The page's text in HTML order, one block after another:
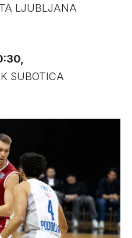
LJUBLJANA
SUBOTICA